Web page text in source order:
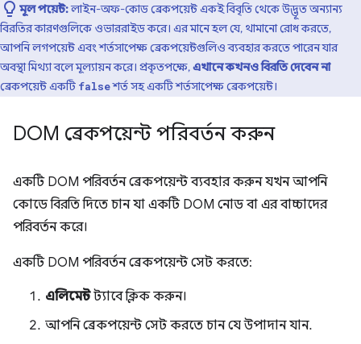
মূল পয়েন্ট:লাইন-অফ-কোড ব্রেকপয়েন্ট একই বিবৃতি থেকে উদ্ভূত অন্যান্য
বিরতির কারণগুলিকে ওভাররাইড করে। এর মানে হল যে, থামানো রোধ করতে,
আপনি লগপয়েন্ট এবং শর্তসাপেক্ষ ব্রেকপয়েন্টগুলিও ব্যবহার করতে পারেন যার
অবস্থা মিথ্যা বলে মূল্যায়ন করে। প্রকৃতপক্ষে,এখানে কখনও বিরতি দেবেন না
ব্রেকপয়েন্ট একটি falseশর্ত সহ একটি শর্তসাপেক্ষ ব্রেকপয়েন্ট।
DOM ব্রেকপয়েন্ট পরিবর্তন করুন
একটি DOM পরিবর্তন ব্রেকপয়েন্ট ব্যবহার করুন যখন আপনি
কোডে বিরতি দিতে চান যা একটি DOM নোড বা এর বাচ্চাদের
পরিবর্তন করে।
একটি DOM পরিবর্তন ব্রেকপয়েন্ট সেট করতে:
এলিমেন্টট্যাবে ক্লিক করুন।
আপনি ব্রেকপয়েন্ট সেট করতে চান যে উপাদান যান.